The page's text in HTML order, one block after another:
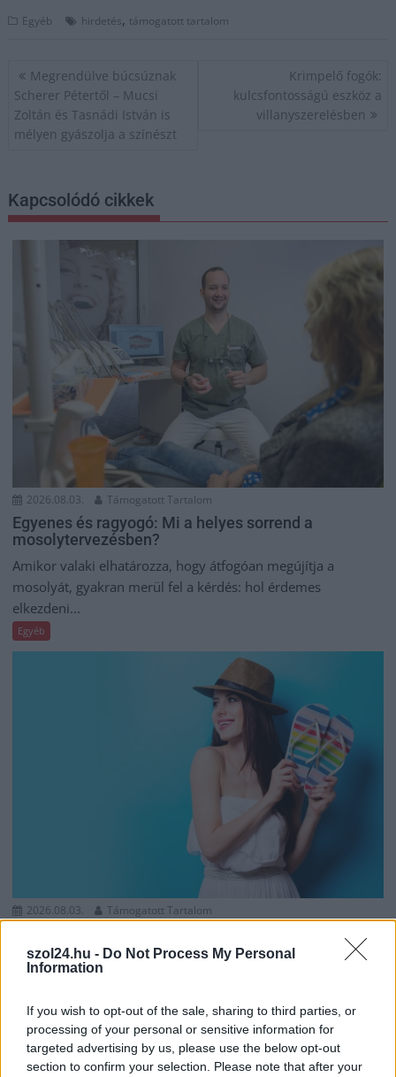
szol24.hu - Do Not Process My Personal
Information
If you wish to opt-out of the sale, sharing to third parties, or
processing of your personal or sensitive information for
targeted advertising by us, please use the below opt-out
section to confirm your selection. Please note that after your
Egyéb hirdetés, támogatott tartalom
Bejegyzés
navigáció
Megrendülve búcsúznak
Scherer Pétertől – Mucsi
Zoltán és Tasnádi István is
mélyen gyászolja a színészt
Krimpelő fogók:
kulcsfontosságú eszköz a
villanyszerelésben
Kapcsolódó cikkek
2026.08.03. Támogatott Tartalom
Egyenes és ragyogó: Mi a helyes sorrend a
mosolytervezésben?
Amikor valaki elhatározza, hogy átfogóan megújítja a
mosolyát, gyakran merül fel a kérdés: hol érdemes
elkezdeni...
Egyéb
2026.08.03. Támogatott Tartalom
Nyári papucs – a szabadság és a kényelem érzése a
forró napokon
Amikor a hőmérő higanyszála egyre feljebb kúszik, a
Egyéb